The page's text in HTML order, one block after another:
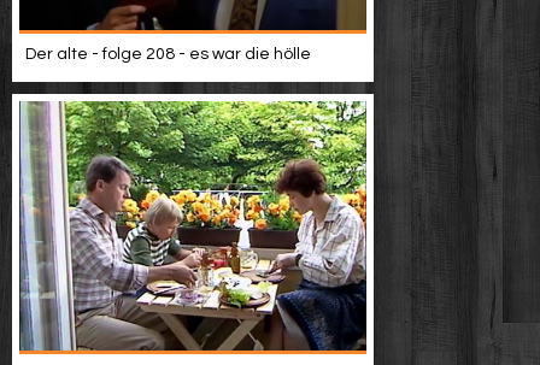
Der alte - folge 208 - es war die hölle